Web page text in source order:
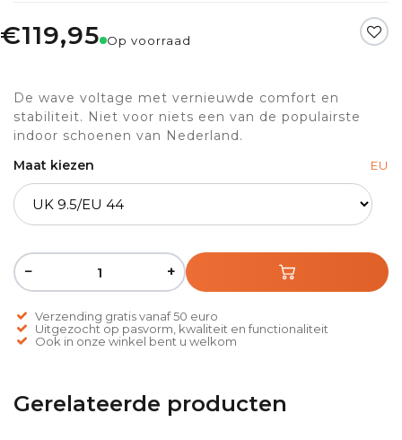
€119,95 Op voorraad
De wave voltage met vernieuwde comfort en
stabiliteit. Niet voor niets een van de populairste
indoor schoenen van Nederland.
Maat kiezen
EU
− +
Verzending gratis vanaf 50 euro
Uitgezocht op pasvorm, kwaliteit en functionaliteit
Ook in onze winkel bent u welkom
Gerelateerde producten